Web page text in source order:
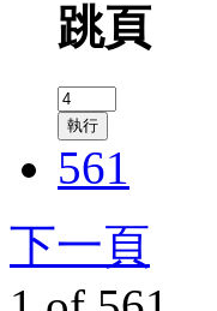
跳頁
執行
561
下一頁